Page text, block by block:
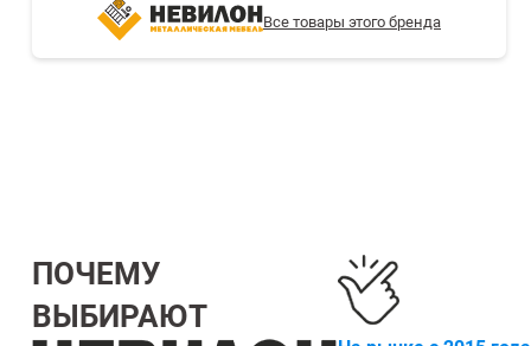
Все товары этого бренда
ПОЧЕМУ
ВЫБИРАЮТ